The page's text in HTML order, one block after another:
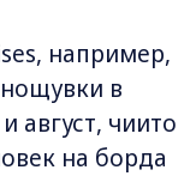
например,
в
август, чиито
на борда